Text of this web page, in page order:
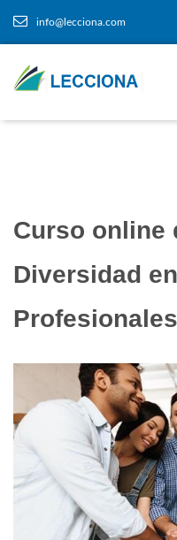
info@lecciona.com
Curso online
Diversidad
Profesionales